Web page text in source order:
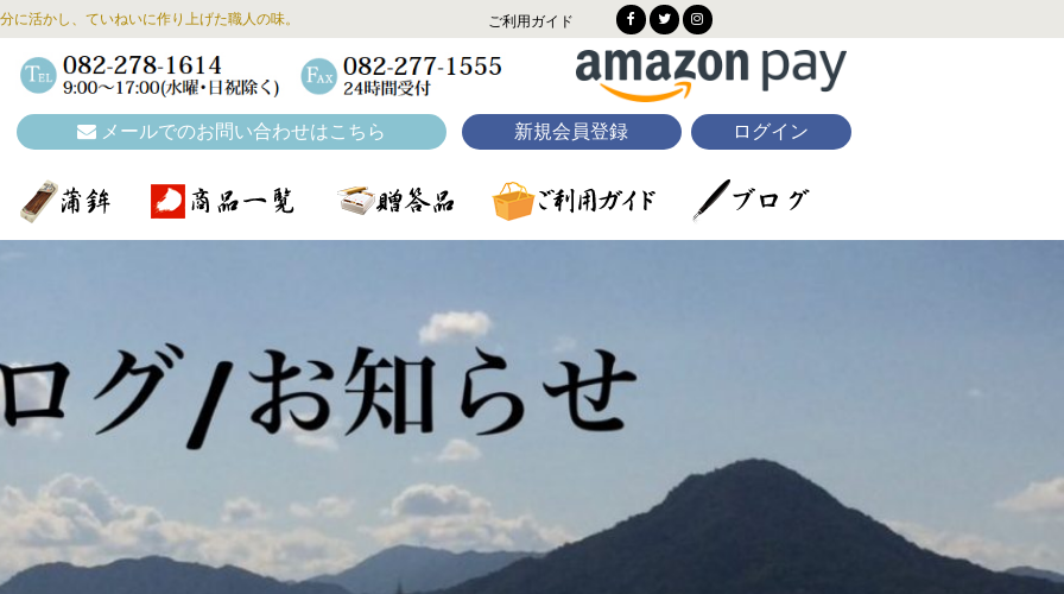
活かし、ていねいに作り上げた職人の味。 ご利用ガイド
メールでのお問い合わせはこちら 新規会員登録 ログイン